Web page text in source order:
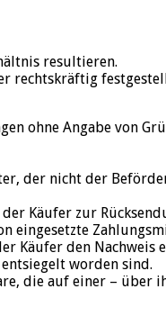
resultieren.
rechtskräftig
ohne Angabe von
der nicht der
Käufer zur
Käufer den Nachweis
worden sind.
die auf einer – über